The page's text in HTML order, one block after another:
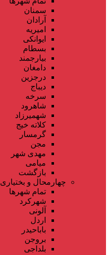
سمنان
آرادان
امیریه
ایوانکی
بسطام
بیارجمند
دامغان
درجزین
دیباج
سرخه
شاهرود
شهمیرزاد
کلاته خیج
گرمسار
مجن
مهدی شهر
میامی
بازگشت
چهارمحال و بختیاری
تمام شهر‌ها
شهرکرد
آلونی
اردل
باباحیدر
بروجن
بلداجی